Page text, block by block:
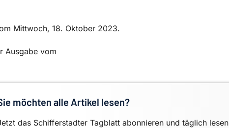
Mittwoch, 18. Oktober 2023.
Ausgabe vom
möchten alle Artikel lesen?
das Schifferstadter Tagblatt abonnieren und täglich lesen